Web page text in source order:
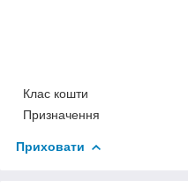
Клас кошти
Призначення
Приховати